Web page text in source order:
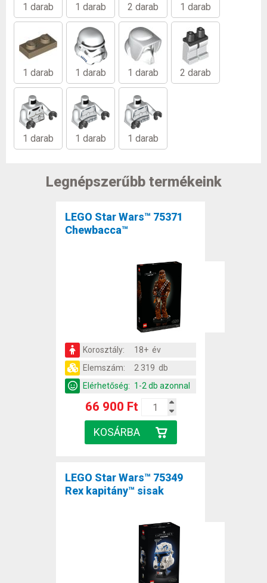
1 darab 1 darab 2 darab 1 darab
1 darab 1 darab 1 darab 2 darab
1 darab 1 darab 1 darab
Legnépszerűbb termékeink
LEGO Star Wars™ 75371
Chewbacca™
Korosztály:
18+ év
Elemszám:
2 319 db
Elérhetőség: 1-2 db azonnal
66 900 Ft
LEGO Star Wars™ 75349
Rex kapitány™ sisak